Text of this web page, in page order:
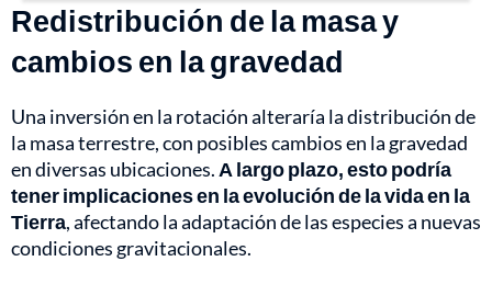
Redistribución de la masa y
cambios en la gravedad
Una inversión en la rotación alteraría la distribución de
la masa terrestre, con posibles cambios en la gravedad
en diversas ubicaciones. A largo plazo, esto podría
tener implicaciones en la evolución de la vida en la
Tierra, afectando la adaptación de las especies a nuevas
condiciones gravitacionales.